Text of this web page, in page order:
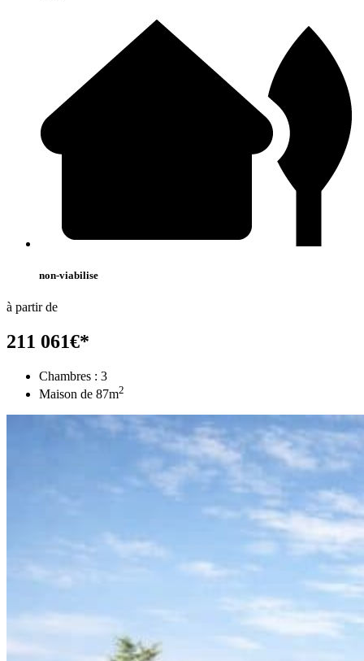
non-viabilise
à partir de
211 061€*
Chambres : 3
Maison de 87m2